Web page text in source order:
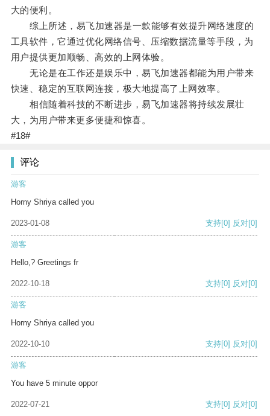
大的便利。
综上所述，易飞加速器是一款能够有效提升网络速度的
工具软件，它通过优化网络信号、压缩数据流量等手段，为
用户提供更加顺畅、高效的上网体验。
无论是在工作还是娱乐中，易飞加速器都能为用户带来
快速、稳定的互联网连接，极大地提高了上网效率。
相信随着科技的不断进步，易飞加速器将持续发展壮
大，为用户带来更多便捷和惊喜。
#18#
评论
游客
Horny Shriya called you
2023-01-08 支持[0] 反对[0]
游客
Hello,? Greetings fr
2022-10-18 支持[0] 反对[0]
游客
Horny Shriya called you
2022-10-10 支持[0] 反对[0]
游客
You have 5 minute oppor
2022-07-21 支持[0] 反对[0]